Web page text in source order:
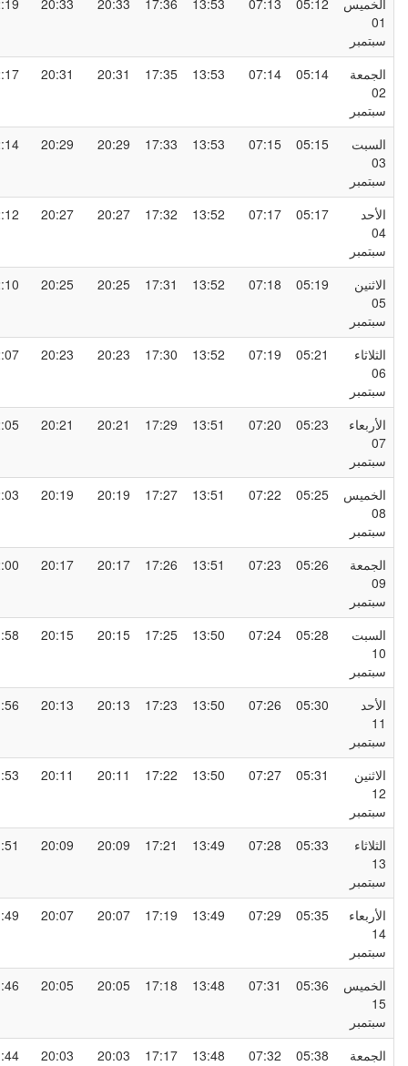
05:12
07:13
13:53
17:36
20:33
20:33
22:19
05:14
07:14
13:53
17:35
20:31
20:31
22:17
05:15
07:15
13:53
17:33
20:29
20:29
22:14
05:17
07:17
13:52
17:32
20:27
20:27
22:12
05:19
07:18
13:52
17:31
20:25
20:25
22:10
05:21
07:19
13:52
17:30
20:23
20:23
22:07
05:23
07:20
13:51
17:29
20:21
20:21
22:05
05:25
07:22
13:51
17:27
20:19
20:19
22:03
05:26
07:23
13:51
17:26
20:17
20:17
22:00
05:28
07:24
13:50
17:25
20:15
20:15
21:58
05:30
07:26
13:50
17:23
20:13
20:13
21:56
05:31
07:27
13:50
17:22
20:11
20:11
21:53
05:33
07:28
13:49
17:21
20:09
20:09
21:51
05:35
07:29
13:49
17:19
20:07
20:07
21:49
05:36
07:31
13:48
17:18
20:05
20:05
21:46
05:38
07:32
13:48
17:17
20:03
20:03
21:44